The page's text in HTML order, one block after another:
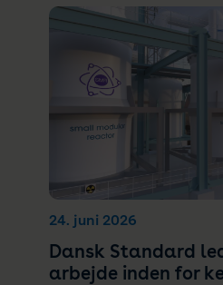
24. juni 2026
Dansk Standard
arbejde inden for